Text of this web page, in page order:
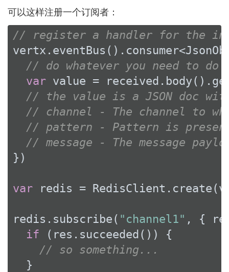
可以这样注册一个订阅者：
// register a handler for the
// do whatever you need to do
var value =
// the value is a JSON doc
// channel - The channel to
// pattern - Pattern is present
// message - The message
})
var redis =
redis.subscribe( "channel1" , {
if (res.succeeded()) {
// so something...
  }